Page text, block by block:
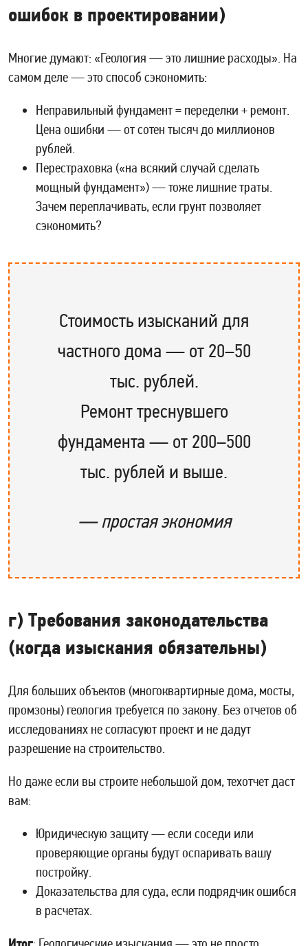
ошибок в проектировании)
Многие думают: «Геология — это лишние расходы». На
самом деле — это способ сэкономить:
Неправильный фундамент = переделки + ремонт.
Цена ошибки — от сотен тысяч до миллионов
рублей.
Перестраховка («на всякий случай сделать
мощный фундамент») — тоже лишние траты.
Зачем переплачивать, если грунт позволяет
сэкономить?
Стоимость изысканий для
частного дома — от 20–50
тыс. рублей.
Ремонт треснувшего
фундамента — от 200–500
тыс. рублей и выше.
— простая экономия
г) Требования законодательства
(когда изыскания обязательны)
Для больших объектов (многоквартирные дома, мосты,
промзоны) геология требуется по закону. Без отчетов об
исследованиях не согласуют проект и не дадут
разрешение на строительство.
Но даже если вы строите небольшой дом, техотчет даст
вам:
Юридическую защиту — если соседи или
проверяющие органы будут оспаривать вашу
постройку.
Доказательства для суда, если подрядчик ошибся
в расчетах.